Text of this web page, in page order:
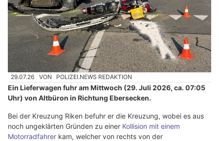
29.07.26 VON POLIZEI.NEWS REDAKTION
Ein Lieferwagen fuhr am Mittwoch (29. Juli 2026, ca. 07:05
Uhr) von Altbüron in Richtung Ebersecken.
Bei der Kreuzung Riken befuhr er die Kreuzung, wobei es aus
noch ungeklärten Gründen zu einer Kollision mit einem
Motorradfahrer kam, welcher von rechts von der